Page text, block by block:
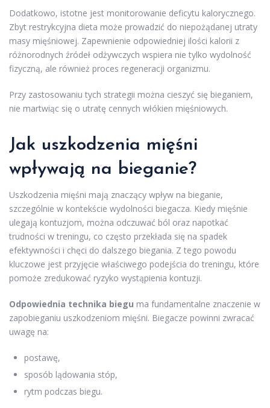
Dodatkowo, istotne jest monitorowanie deficytu kalorycznego.
Zbyt restrykcyjna dieta może prowadzić do niepożądanej utraty
masy mięśniowej. Zapewnienie odpowiedniej ilości kalorii z
różnorodnych źródeł odżywczych wspiera nie tylko wydolność
fizyczną, ale również proces regeneracji organizmu.
Przy zastosowaniu tych strategii można cieszyć się bieganiem,
nie martwiąc się o utratę cennych włókien mięśniowych.
Jak uszkodzenia mięśni
wpływają na bieganie?
Uszkodzenia mięśni mają znaczący wpływ na bieganie,
szczególnie w kontekście wydolności biegacza. Kiedy mięśnie
ulegają kontuzjom, można odczuwać ból oraz napotkać
trudności w treningu, co często przekłada się na spadek
efektywności i chęci do dalszego biegania. Z tego powodu
kluczowe jest przyjęcie właściwego podejścia do treningu, które
pomoże zredukować ryzyko wystąpienia kontuzji.
Odpowiednia technika biegu ma fundamentalne znaczenie w
zapobieganiu uszkodzeniom mięśni. Biegacze powinni zwracać
uwagę na:
postawę,
sposób lądowania stóp,
rytm podczas biegu.